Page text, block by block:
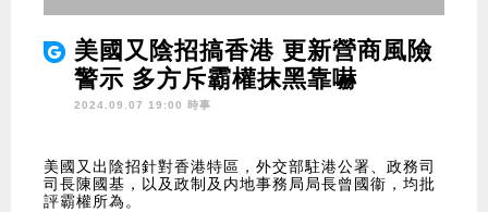
美國又陰招搞香港 更新營商風險
警示 多方斥霸權抹黑靠嚇
2024.09.07 19:00 時事
美國又出陰招針對香港特區，外交部駐港公署、政務司
司長陳國基，以及政制及内地事務局局長曾國衞，均批
評霸權所為。